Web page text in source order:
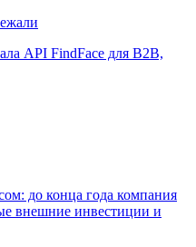
API FindFace для B2B,
до конца года компания
внешние инвестиции и